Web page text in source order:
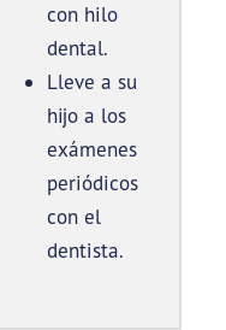
con hilo
dental.
Lleve a su
hijo a los
exámenes
periódicos
con el
dentista.